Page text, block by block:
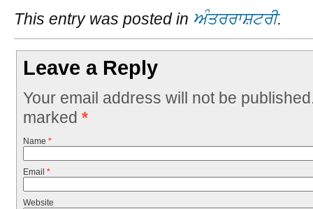
This entry was posted in ਅੰਤਰਰਾਸ਼ਟਰੀ.
Leave a Reply
Your email address will not be
marked *
Name *
Email *
Website